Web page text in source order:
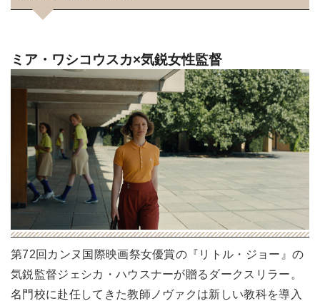
ミア・ワシコウスカ×気鋭女性監督
第72回カンヌ国際映画祭女優賞の『リトル・ジョー』の
気鋭監督ジェシカ・ハウスナーが贈るダークスリラー。
名門校に赴任してきた教師ノヴァクは新しい教科を導入